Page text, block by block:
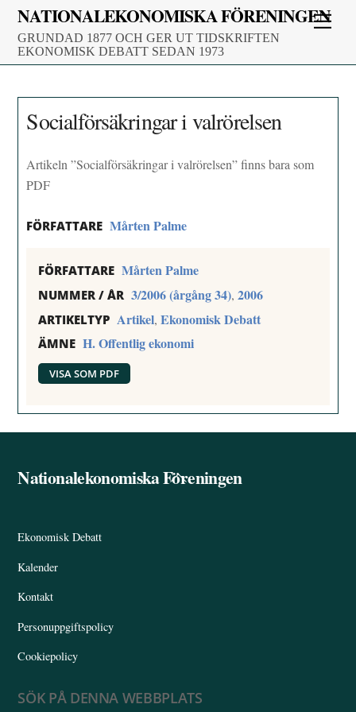
Skip
content
NATIONALEKONOMISKA FÖRENINGEN
GRUNDAD 1877 OCH GER UT TIDSKRIFTEN
EKONOMISK DEBATT SEDAN 1973
Socialförsäkringar i valrörelsen
Artikeln ”Socialförsäkringar i valrörelsen” finns bara som
PDF
FÖRFATTARE Mårten Palme
FÖRFATTARE Mårten Palme
NUMMER / ÅR 3/2006 (årgång 34),2006
ARTIKELTYP Artikel,Ekonomisk Debatt
ÄMNE H. Offentlig ekonomi
VISA SOM PDF
Back
Nationalekonomiska Föreningen
Ekonomisk Debatt
Kalender
Kontakt
Personuppgiftspolicy
Cookiepolicy
SÖK PÅ DENNA WEBBPLATS